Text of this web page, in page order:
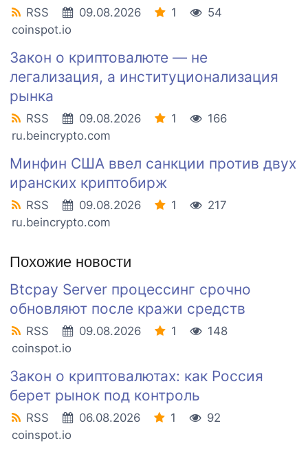
RSS 09.08.2026 1
54
coinspot.io
Закон о криптовалюте — не
легализация, а институционализация
рынка
RSS 09.08.2026 1
166
ru.beincrypto.com
Минфин США ввел санкции против двух
иранских криптобирж
RSS 09.08.2026 1
217
ru.beincrypto.com
Похожие новости
Btcpay Server процессинг срочно
обновляют после кражи средств
RSS 09.08.2026 1
148
coinspot.io
Закон о криптовалютах: как Россия
берет рынок под контроль
RSS 06.08.2026 1
92
coinspot.io